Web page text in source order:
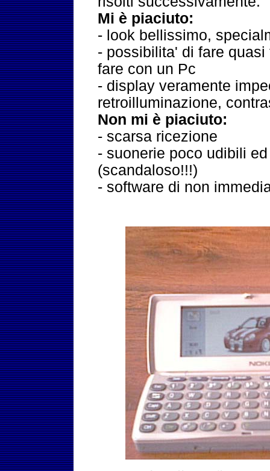
Mi è piaciuto:
- look bellissimo,
- possibilita' di fare
fare con un Pc
- display veramente
retroilluminazione,
Non mi è piaciuto:
- scarsa ricezione
- suonerie poco udibili
(scandaloso!!!)
- software di non